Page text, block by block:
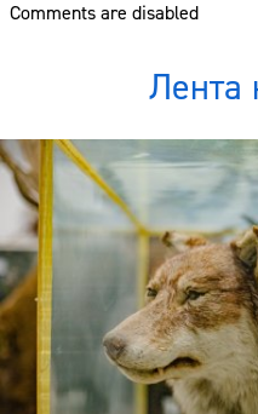
Comments are disabled
Лента